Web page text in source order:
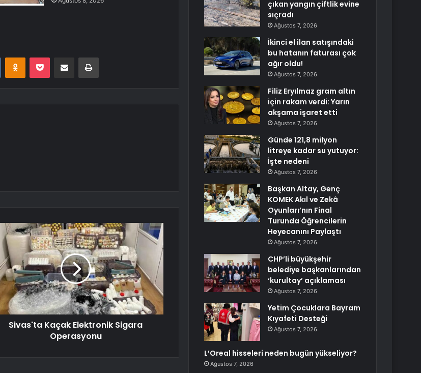
VKontakteOdnoklassniki
Pocket E-Posta ile paylaş Yazdır
Sivas'ta Kaçak Elektronik Sigara
Operasyonu
çıkan yangın çiftlik evine
sıçradı
Ağustos 7, 2026
İkinci el ilan satışındaki
bu hatanın faturası çok
ağır oldu!
Ağustos 7, 2026
Filiz Eryılmaz gram altın
için rakam verdi: Yarın
akşama işaret etti
Ağustos 7, 2026
Günde 121,8 milyon
litreye kadar su yutuyor:
İşte nedeni
Ağustos 7, 2026
Başkan Altay, Genç
KOMEK Akıl ve Zekâ
Oyunları’nın Final
Turunda Öğrencilerin
Heyecanını Paylaştı
Ağustos 7, 2026
CHP’li büyükşehir
belediye başkanlarından
‘kurultay’ açıklaması
Ağustos 7, 2026
Yetim Çocuklara Bayram
Kıyafeti Desteği
Ağustos 7, 2026
L’Oreal hisseleri neden bugün yükseliyor?
Ağustos 7, 2026